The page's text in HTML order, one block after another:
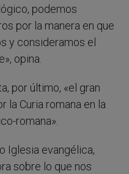
podemos
por la manera en que
y consideramos el
opina.
por último, «el gran
la Curia romana en la
romana».
Iglesia evangélica,
sobre lo que nos